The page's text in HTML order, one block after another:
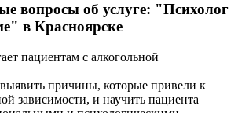
вопросы об услуге: "Психолог
в Красноярске
пациентам с алкогольной
причины, которые привели к
зависимости, и научить пациента